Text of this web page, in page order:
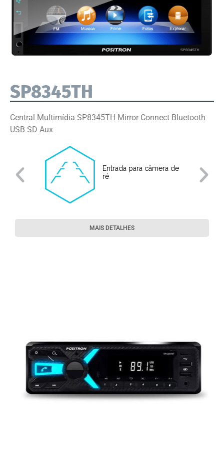
SP8345TH
Central Multimídia SP8345TH Mirror Connect Bluetooth
USB SD Aux
Entrada para câmera de
ré
MAIS DETALHES